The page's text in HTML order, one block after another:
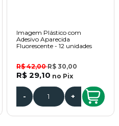
Imagem Plástico com
Adesivo Aparecida
Fluorescente - 12 unidades
R$ 42,00R$ 30,00
R$ 29,10 no Pix
- +